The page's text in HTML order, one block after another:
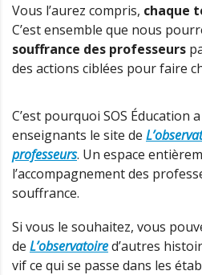
Vous l’aurez compris, chaque
C’est ensemble que nous
souffrance des professeurs
des actions ciblées pour faire
C’est pourquoi SOS Éducation
enseignants le site de
professeurs. Un espace
l’accompagnement des
souffrance.
Si vous le souhaitez, vous
de L’observatoired’autres
vif ce qui se passe dans les